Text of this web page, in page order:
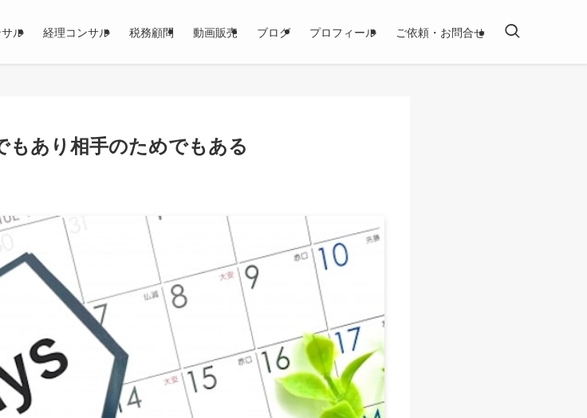
ル 経理コンサル 税務顧問 動画販売 ブログ プロフィール ご依頼・お問合せ
あり相手のためでもある